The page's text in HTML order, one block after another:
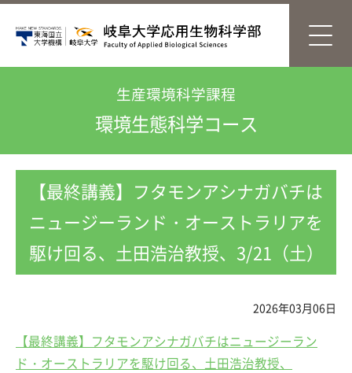
生産環境科学課程
環境生態科学コース
【最終講義】フタモンアシナガバチは
ニュージーランド・オーストラリアを
駆け回る、土田浩治教授、3/21（土）
2026年03月06日
【最終講義】フタモンアシナガバチはニュージーラン
ド・オーストラリアを駆け回る、土田浩治教授、